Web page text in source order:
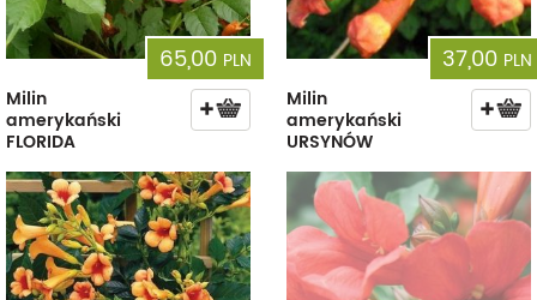
65,00 PLN
Milin
amerykański
FLORIDA
37,00 PLN
Milin
amerykański
URSYNÓW